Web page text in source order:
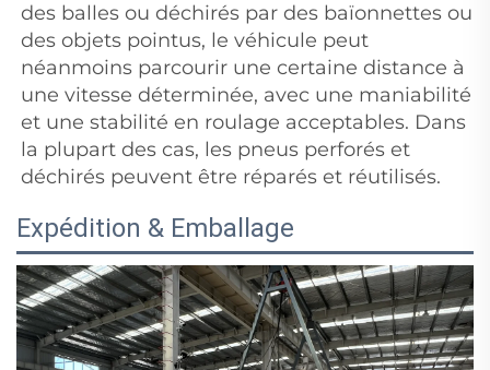
des balles ou déchirés par des baïonnettes ou
des objets pointus, le véhicule peut
néanmoins parcourir une certaine distance à
une vitesse déterminée, avec une maniabilité
et une stabilité en roulage acceptables. Dans
la plupart des cas, les pneus perforés et
déchirés peuvent être réparés et réutilisés.
Expédition & Emballage